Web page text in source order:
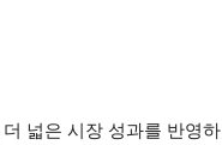
넓은 시장 성과를 반영하